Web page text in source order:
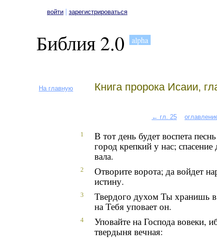
войти | зарегистрироваться
Библия 2.0 alpha
На главную Книга пророка Исаии,
← гл. 25
1
В тот день будет воспета
город крепкий у нас;
вала.
2
Отворите ворота; да войдет
истину.
3
Твердого духом Ты хранишь
на Тебя уповает он.
4
Уповайте на Господа вовеки,
твердыня вечная: